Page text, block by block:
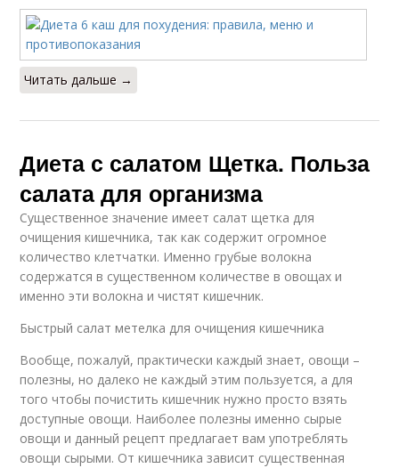
Читать дальше →
Диета с салатом Щетка. Польза
салата для организма
Существенное значение имеет салат щетка для
очищения кишечника, так как содержит огромное
количество клетчатки. Именно грубые волокна
содержатся в существенном количестве в овощах и
именно эти волокна и чистят кишечник.
Быстрый салат метелка для очищения кишечника
Вообще, пожалуй, практически каждый знает, овощи –
полезны, но далеко не каждый этим пользуется, а для
того чтобы почистить кишечник нужно просто взять
доступные овощи. Наиболее полезны именно сырые
овощи и данный рецепт предлагает вам употреблять
овощи сырыми. От кишечника зависит существенная